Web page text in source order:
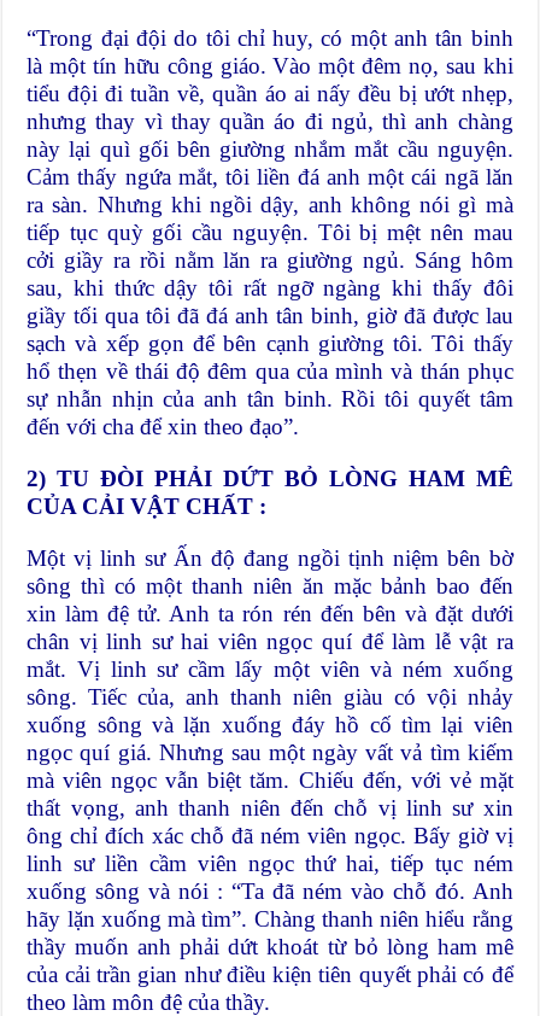
“Trong đại đội do tôi chỉ huy, có một anh tân binh
là một tín hữu công giáo. Vào một đêm nọ, sau khi
tiểu đội đi tuần về, quần áo ai nấy đều bị ướt nhẹp,
nhưng thay vì thay quần áo đi ngủ, thì anh chàng
này lại quì gối bên giường nhắm mắt cầu nguyện.
Cảm thấy ngứa mắt, tôi liền đá anh một cái ngã lăn
ra sàn. Nhưng khi ngồi dậy, anh không nói gì mà
tiếp tục quỳ gối cầu nguyện. Tôi bị mệt nên mau
cởi giầy ra rồi nằm lăn ra giường ngủ. Sáng hôm
sau, khi thức dậy tôi rất ngỡ ngàng khi thấy đôi
giầy tối qua tôi đã đá anh tân binh, giờ đã được lau
sạch và xếp gọn để bên cạnh giường tôi. Tôi thấy
hổ thẹn về thái độ đêm qua của mình và thán phục
sự nhẫn nhịn của anh tân binh. Rồi tôi quyết tâm
đến với cha để xin theo đạo”.
2) TU ĐÒI PHẢI DỨT BỎ LÒNG HAM MÊ
CỦA CẢI VẬT CHẤT :
Một vị linh sư Ấn độ đang ngồi tịnh niệm bên bờ
sông thì có một thanh niên ăn mặc bảnh bao đến
xin làm đệ tử. Anh ta rón rén đến bên và đặt dưới
chân vị linh sư hai viên ngọc quí để làm lễ vật ra
mắt. Vị linh sư cầm lấy một viên và ném xuống
sông. Tiếc của, anh thanh niên giàu có vội nhảy
xuống sông và lặn xuống đáy hồ cố tìm lại viên
ngọc quí giá. Nhưng sau một ngày vất vả tìm kiếm
mà viên ngọc vẫn biệt tăm. Chiếu đến, với vẻ mặt
thất vọng, anh thanh niên đến chỗ vị linh sư xin
ông chỉ đích xác chỗ đã ném viên ngọc. Bấy giờ vị
linh sư liền cầm viên ngọc thứ hai, tiếp tục ném
xuống sông và nói : “Ta đã ném vào chỗ đó. Anh
hãy lặn xuống mà tìm”. Chàng thanh niên hiểu rằng
thầy muốn anh phải dứt khoát từ bỏ lòng ham mê
của cải trần gian như điều kiện tiên quyết phải có để
theo làm môn đệ của thầy.